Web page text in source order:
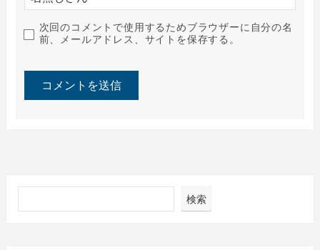
次回のコメントで使用するためブラウザーに自分の名
前、メールアドレス、サイトを保存する。
検索